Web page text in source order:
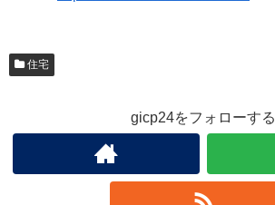
住宅
gicp24をフォローする